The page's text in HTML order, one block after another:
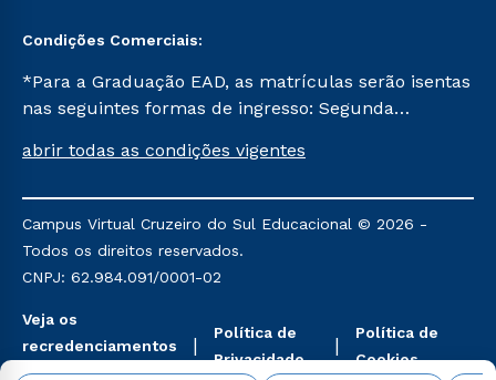
Condições Comerciais:
*Para a Graduação EAD, as matrículas serão isentas
nas seguintes formas de ingresso: Segunda
Já para as demais, a taxa de matrícula será de R$
mencionadas são referentes aos cursos: Ensino
Religioso, Geografia para a Docência e Metodologia
do Ensino de História: Questões Atuais.
abrir todas as condições vigentes
Campus Virtual Cruzeiro do Sul Educacional © 2026 -
Todos os direitos reservados.
CNPJ: 62.984.091/0001-02
Veja os
recredenciamentos
aqui
Política de
Privacidade
Política de
Cookies